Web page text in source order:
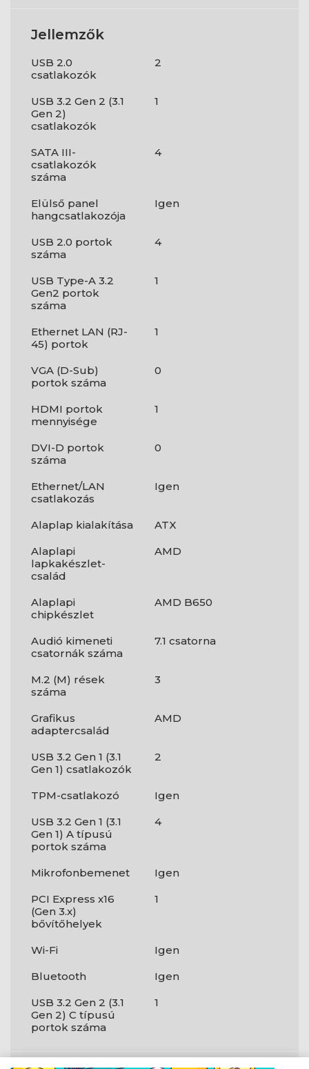
Jellemzők
USB 2.0
csatlakozók
2
USB 3.2 Gen 2 (3.1
Gen 2)
csatlakozók
1
SATA III-
csatlakozók
száma
4
Elülső panel
hangcsatlakozója
Igen
USB 2.0 portok
száma
4
USB Type-A 3.2
Gen2 portok
száma
1
Ethernet LAN (RJ-
45) portok
1
VGA (D-Sub)
portok száma
0
HDMI portok
mennyisége
1
DVI-D portok
száma
0
Ethernet/LAN
csatlakozás
Igen
Alaplap kialakítása
ATX
Alaplapi
lapkakészlet-
család
AMD
Alaplapi
chipkészlet
AMD B650
Audió kimeneti
csatornák száma
7.1 csatorna
M.2 (M) rések
száma
3
Grafikus
adaptercsalád
AMD
USB 3.2 Gen 1 (3.1
Gen 1) csatlakozók
2
TPM-csatlakozó
Igen
USB 3.2 Gen 1 (3.1
Gen 1) A típusú
portok száma
4
Mikrofonbemenet
Igen
PCI Express x16
(Gen 3.x)
bővítőhelyek
1
Wi-Fi
Igen
Bluetooth
Igen
USB 3.2 Gen 2 (3.1
Gen 2) C típusú
portok száma
1